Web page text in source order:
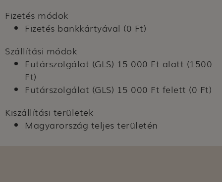
Fizetés módok
Fizetés bankkártyával (0 Ft)
Szállítási módok
Futárszolgálat (GLS) 15 000 Ft alatt (1500
Ft)
Futárszolgálat (GLS) 15 000 Ft felett (0 Ft)
Kiszállítási területek
Magyarország teljes területén